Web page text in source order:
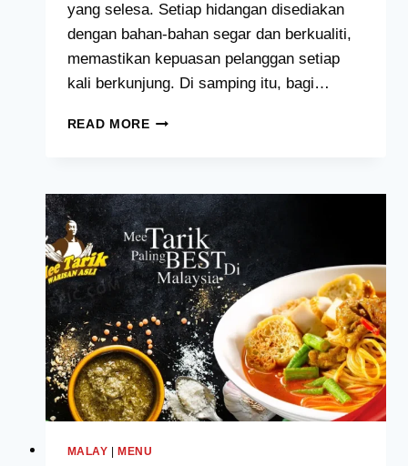
yang selesa. Setiap hidangan disediakan
dengan bahan-bahan segar dan berkualiti,
memastikan kepuasan pelanggan setiap
kali berkunjung. Di samping itu, bagi…
READ MOREPAPPARICH
[2024
TERKINI
SENARAI]
MALAY |MENU